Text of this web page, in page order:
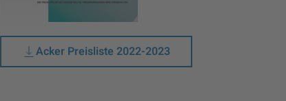
Acker Preisliste 2022-2023